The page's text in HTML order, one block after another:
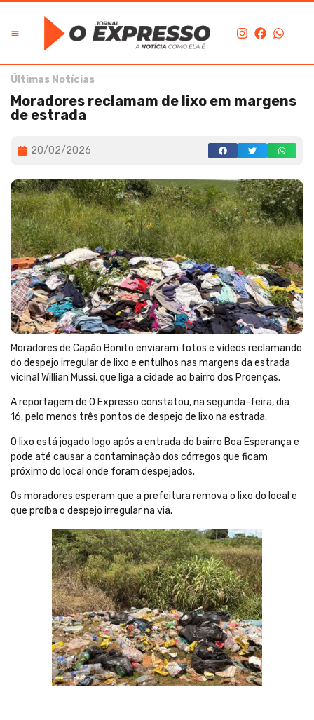
Últimas Notícias
Moradores reclamam de lixo em margens
de estrada
20/02/2026
Moradores de Capão Bonito enviaram fotos e vídeos reclamando
do despejo irregular de lixo e entulhos nas margens da estrada
vicinal Willian Mussi, que liga a cidade ao bairro dos Proenças.
A reportagem de O Expresso constatou, na segunda-feira, dia
16, pelo menos três pontos de despejo de lixo na estrada.
O lixo está jogado logo após a entrada do bairro Boa Esperança e
pode até causar a contaminação dos córregos que ficam
próximo do local onde foram despejados.
Os moradores esperam que a prefeitura remova o lixo do local e
que proíba o despejo irregular na via.